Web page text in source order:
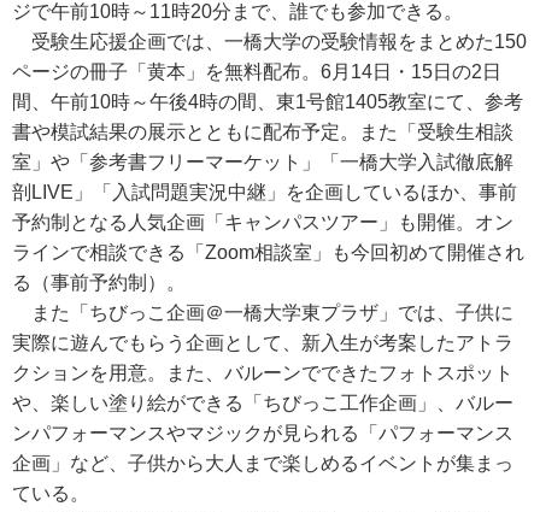
ジで午前10時～11時20分まで、誰でも参加できる。
受験生応援企画では、一橋大学の受験情報をまとめた150
ページの冊子「黄本」を無料配布。6月14日・15日の2日
間、午前10時～午後4時の間、東1号館1405教室にて、参考
書や模試結果の展示とともに配布予定。また「受験生相談
室」や「参考書フリーマーケット」「一橋大学入試徹底解
剖LIVE」「入試問題実況中継」を企画しているほか、事前
予約制となる人気企画「キャンパスツアー」も開催。オン
ラインで相談できる「Zoom相談室」も今回初めて開催され
る（事前予約制）。
また「ちびっこ企画＠一橋大学東プラザ」では、子供に
実際に遊んでもらう企画として、新入生が考案したアトラ
クションを用意。また、バルーンでできたフォトスポット
や、楽しい塗り絵ができる「ちびっこ工作企画」、バルー
ンパフォーマンスやマジックが見られる「パフォーマンス
企画」など、子供から大人まで楽しめるイベントが集まっ
ている。